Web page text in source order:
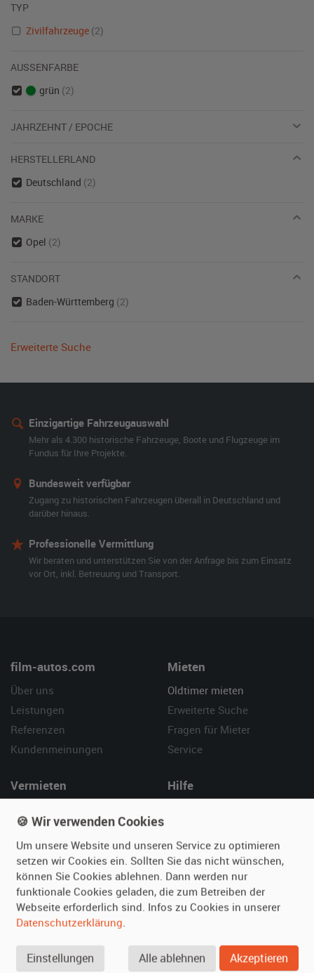
TYP
Zivilfahrzeuge (2)
AUSSENFARBE
grün (2)
JAHRZEHNT / EPOCHE
HERSTELLERLAND
Deutschland (2)
MARKE
Opel (2)
STANDORT
Baden-Württemberg (2)
Erweiterte Suche
Einzigartige Fahrzeugauswahl
Mehr als 4.300 historische Fahrzeuge, Boote und Flugzeuge im
Fundus für Ihre Projekte.
Bundesweit verfügbar
Zugang zu historischen Fahrzeugen überall in Deutschland und
darüber hinaus.
Professionelle Vermittlung
Wir beraten und unterstützen Sie von der Anfrage bis zum Einsatz
vor Ort, inkl. Betreuung und Transport.
film-autos.com
Über uns
Leistungen
Referenzen
Kundenmeinungen
Mieten
Oldtimer mieten
Erweiterte Suche
Fragen für Mieter
Service
Vermieten
Fotos senden
Fragen für Vermieter
Inserat verwalten
Hilfe
Kontakt
SPECIAL
Berühmte Filmautos –
🍪 Wir verwenden Cookies
Um unsere Website und unseren Service zu optimieren
setzen wir Cookies ein. Sollten Sie das nicht wünschen,
können Sie Cookies ablehnen. Dann werden nur
funktionale Cookies geladen, die zum Betreiben der
Webseite erforderlich sind. Infos zu Cookies in unserer
Datenschutzerklärung.
Einstellungen Alle ablehnen Akzeptieren